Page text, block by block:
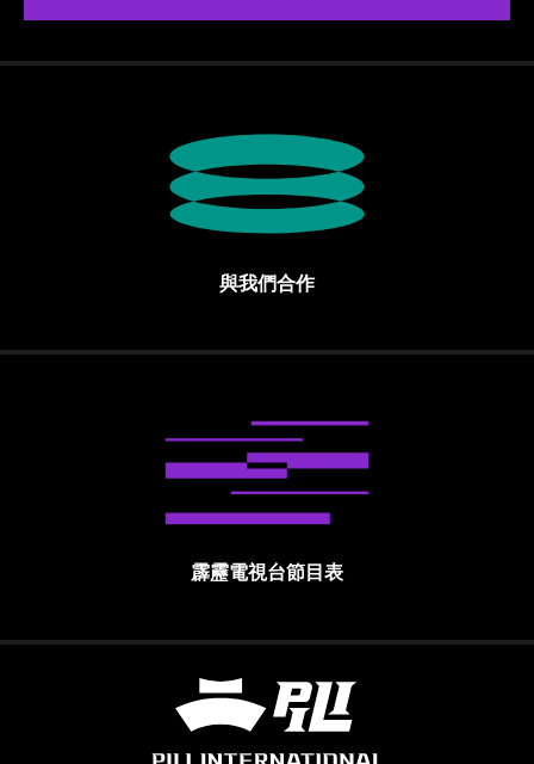
與我們合作
霹靂電視台節目表
霹靂國際多媒體股份有限公司 PILI